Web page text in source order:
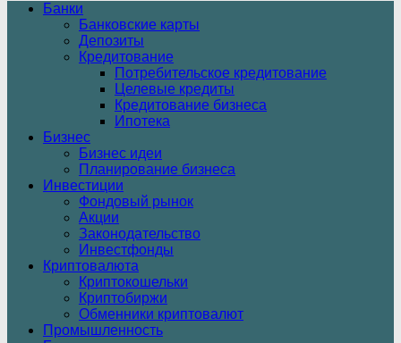
Банки
Банковские карты
Депозиты
Кредитование
Потребительское кредитование
Целевые кредиты
Кредитование бизнеса
Ипотека
Бизнес
Бизнес идеи
Планирование бизнеса
Инвестиции
Фондовый рынок
Акции
Законодательство
Инвестфонды
Криптовалюта
Криптокошельки
Криптобиржи
Обменники криптовалют
Промышленность